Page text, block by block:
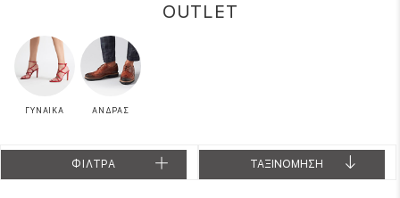
OUTLET
ΓΥΝΑΙΚΑ ΑΝΔΡΑΣ
ΦΙΛΤΡΑ ΤΑΞΙΝΟΜΗΣΗ